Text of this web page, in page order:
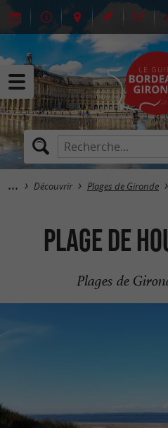
Découvrir Plages de Gironde
Plage de
Plages de